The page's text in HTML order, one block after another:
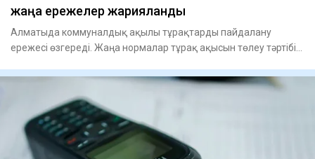
жаңа ережелер жарияланды
Алматыда коммуналдық ақылы тұрақтарды пайдалану
ережесі өзгереді. Жаңа нормалар тұрақ ақысын төлеу тәртібі